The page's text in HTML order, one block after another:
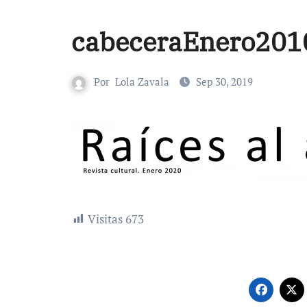
Por Lola Zavala Sep 30, 2019
Visitas 673